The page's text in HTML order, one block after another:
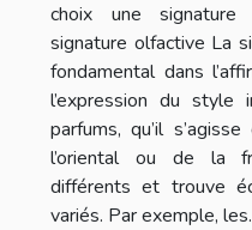
choix une signature
signature olfactive La
fondamental dans
l’expression du style
parfums, qu’il
l’oriental ou de la
différents et trouve
variés. Par exemple,